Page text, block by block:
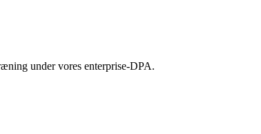
under vores enterprise-DPA.